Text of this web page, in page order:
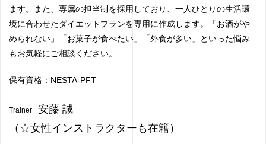
ます。また、専属の担当制を採用しており、一人ひとりの生活環
境に合わせたダイエットプランを専用に作成します。「お酒がや
められない」「お菓子が食べたい」「外食が多い」といった悩み
もお気軽にご相談ください。
保有資格：NESTA-PFT
Trainer
安藤 誠
（☆女性インストラクターも在籍）